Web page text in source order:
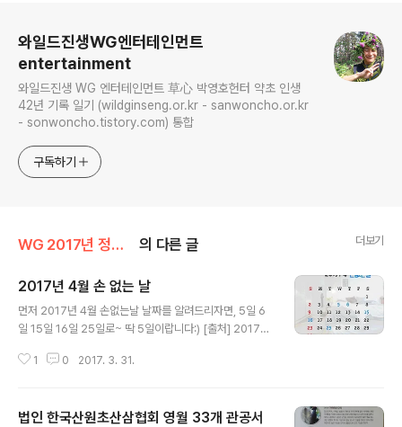
와일드진생WG엔터테인먼트
entertainment
와일드진생 WG 엔터테인먼트 草心 박영호헌터 약초 인생
42년 기록 일기 (wildginseng.or.kr - sanwoncho.or.kr
- sonwoncho.tistory.com) 통합
구독하기
WG 2017년 정유년 기록 의 다른 글 더보기
2017년 4월 손 없는 날
먼저 2017년 4월 손없는날 날짜를 알려드리자면, 5일 6
일 15일 16일 25일로~ 딱 5일이랍니다:) [출처] 2017년
리 1 0 2017. 3. 31.
법인 한국산원초산삼협회 영월 33개 관공서